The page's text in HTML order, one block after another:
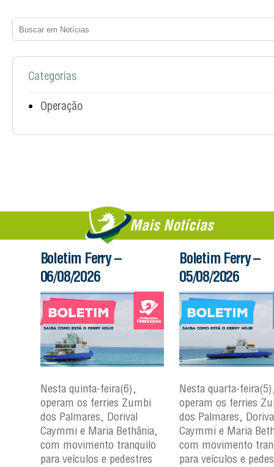
Categorias
Operação
Mais Notícias
Boletim Ferry –
06/08/2026
Nesta quinta-feira(6),
operam os ferries Zumbi
dos Palmares, Dorival
Caymmi e Maria Bethânia,
com movimento tranquilo
para veículos e pedestres
Boletim Ferry –
05/08/2026
Nesta quarta-
operam os ferries
dos Palmares,
Caymmi e Maria
com movimento
para veículos e